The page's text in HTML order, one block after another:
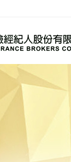
達
展
務
結